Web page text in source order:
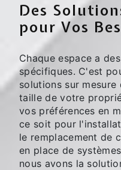
Des
pour Vos
Chaque espace a
spécifiques. C'est
solutions sur
taille de votre
vos préférences en
ce soit pour
le remplacement de
en place de
nous avons la